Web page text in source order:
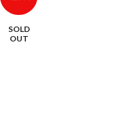
SOLD
OUT